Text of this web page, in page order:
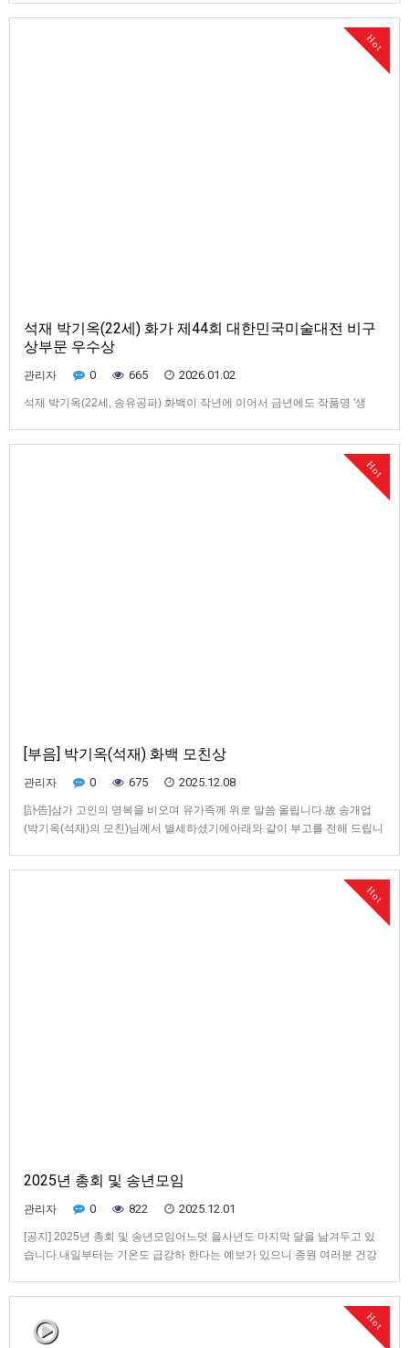
Hot
석재 박기옥(22세) 화가 제44회 대한민국미술대전 비구
상부문 우수상
관리자 0 665 2026.01.02
석재 박기옥(22세, 송유공파) 화백이 작년에 이어서 금년에도 작품명 '생
제44회 대한민국미술대전 비구상부문 우수상 수상작 "생성'> <공영민(좌)
Hot
[부음] 박기옥(석재) 화백 모친상
관리자 0 675 2025.12.08
[訃告]삼가 고인의 명복을 비오며 유가족께 위로 말씀 올립니다.故 송개업
(박기옥(석재)의 모친)님께서 별세하셨기에아래와 같이 부고를 전해 드립니
Hot
2025년 총회 및 송년모임
관리자 0 822 2025.12.01
[공지] 2025년 총회 및 송년모임어느덧 을사년도 마지막 달을 남겨두고 있
습니다.내일부터는 기온도 급강하 한다는 예보가 있으니 종원 여러분 건강
Hot